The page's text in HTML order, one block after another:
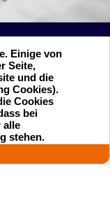
vor Ort sein!
Einige von
Seite,
und die
Cookies).
Cookies
bei
alle
stehen.